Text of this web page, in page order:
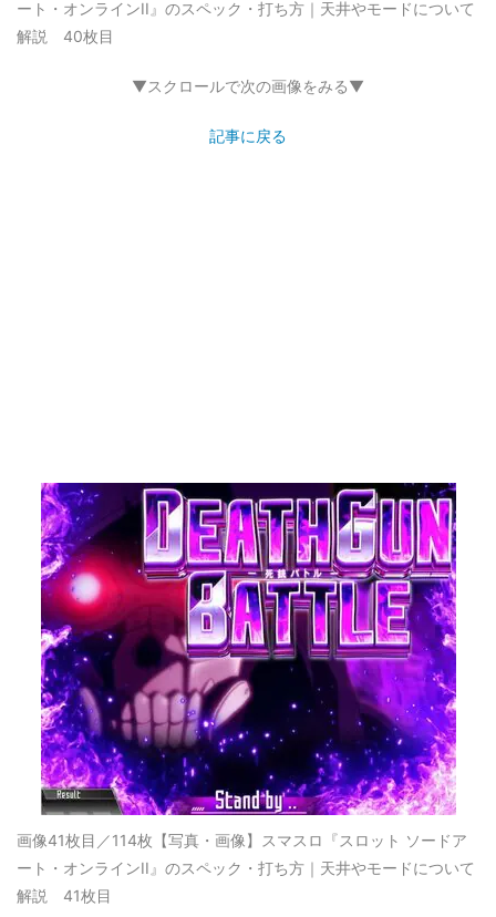
ート・オンラインII』のスペック・打ち方｜天井やモードについて
解説 40枚目
▼スクロールで次の画像をみる▼
記事に戻る
画像41枚目／114枚 【写真・画像】スマスロ『スロット ソードア
ート・オンラインII』のスペック・打ち方｜天井やモードについて
解説 41枚目